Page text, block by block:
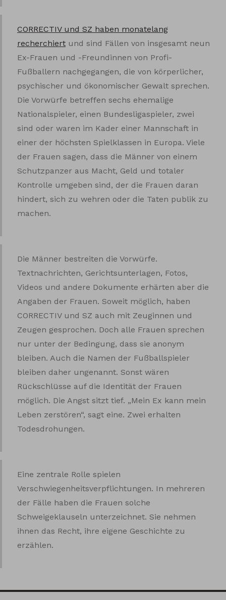
CORRECTIV und SZ haben monatelang
recherchiert und sind Fällen von insgesamt neun
Ex-Frauen und -Freundinnen von Profi-
Fußballern nachgegangen, die von körperlicher,
psychischer und ökonomischer Gewalt sprechen.
Die Vorwürfe betreffen sechs ehemalige
Nationalspieler, einen Bundesligaspieler, zwei
sind oder waren im Kader einer Mannschaft in
einer der höchsten Spielklassen in Europa. Viele
der Frauen sagen, dass die Männer von einem
Schutzpanzer aus Macht, Geld und totaler
Kontrolle umgeben sind, der die Frauen daran
hindert, sich zu wehren oder die Taten publik zu
machen.
Die Männer bestreiten die Vorwürfe.
Textnachrichten, Gerichtsunterlagen, Fotos,
Videos und andere Dokumente erhärten aber die
Angaben der Frauen. Soweit möglich, haben
CORRECTIV und SZ auch mit Zeuginnen und
Zeugen gesprochen. Doch alle Frauen sprechen
nur unter der Bedingung, dass sie anonym
bleiben. Auch die Namen der Fußballspieler
bleiben daher ungenannt. Sonst wären
Rückschlüsse auf die Identität der Frauen
möglich. Die Angst sitzt tief. „Mein Ex kann mein
Leben zerstören“, sagt eine. Zwei erhalten
Todesdrohungen.
Eine zentrale Rolle spielen
Verschwiegenheitsverpflichtungen. In mehreren
der Fälle haben die Frauen solche
Schweigeklauseln unterzeichnet. Sie nehmen
ihnen das Recht, ihre eigene Geschichte zu
erzählen.